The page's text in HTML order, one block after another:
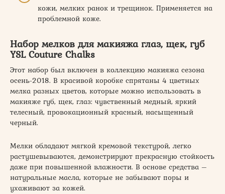
кожи, мелких ранок и трещинок. Применяется на
проблемной коже.
Набор мелков для макияжа глаз, щек, губ
YSL Couture Chalks
Этот набор был включен в коллекцию макияжа сезона
осень-2018. В красивой коробке спрятаны 4 цветных
мелка разных цветов, которые можно использовать в
макияже губ, щек, глаз: чувственный медный, яркий
телесный, провокационный красный, насыщенный
черный.
Мелки обладают мягкой кремовой текстурой, легко
растушевываются, демонстрируют прекрасную стойкость
даже при повышенной влажности. В основе средства –
натуральные масла, которые не забывают поры и
ухаживают за кожей.